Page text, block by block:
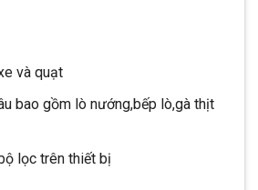
và quạt
bao gồm lò nướng,bếp lò,gà thịt
lọc trên thiết bị